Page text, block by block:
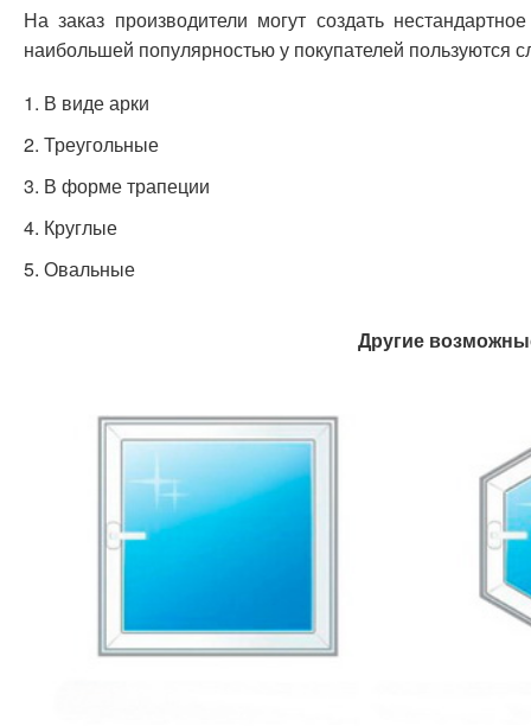
На заказ производители могут создать
наибольшей популярностью у покупателей пользуются
В виде арки
Треугольные
В форме трапеции
Круглые
Овальные
Другие